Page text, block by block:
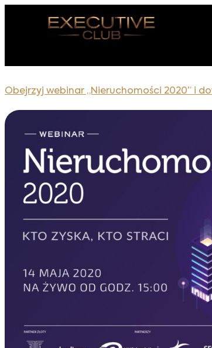
Obejrzyj webinar „Nieruchomości 2020” i